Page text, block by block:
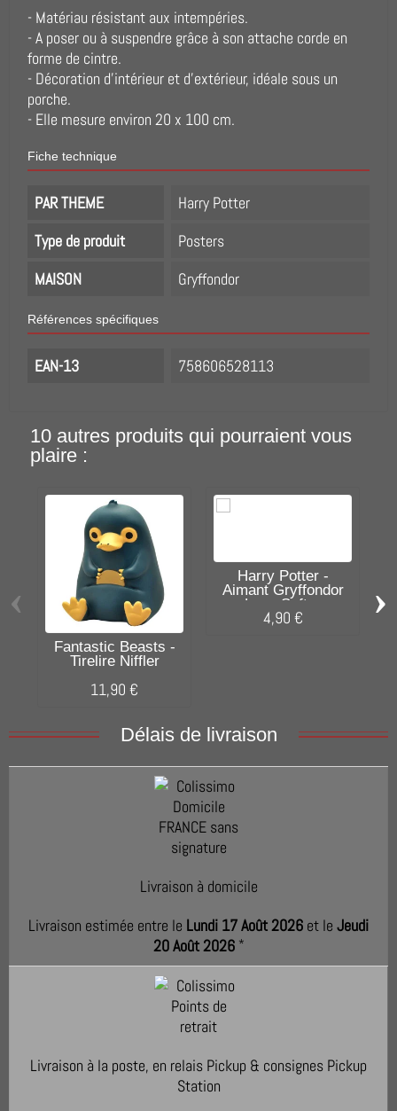
- Matériau résistant aux intempéries.
- A poser ou à suspendre grâce à son attache corde en
forme de cintre.
- Décoration d'intérieur et d'extérieur, idéale sous un
porche.
- Elle mesure environ 20 x 100 cm.
Fiche technique
PAR THEME
Harry Potter
Type de produit
Posters
MAISON
Gryffondor
Références spécifiques
EAN-13 758606528113
10 autres produits qui pourraient vous
plaire :
Fantastic Beasts -
Tirelire Niffler
11,90 €
Harry Potter -
Aimant Gryffondor
Logo Soft...
4,90 €
‹ ›
Délais de livraison
Livraison à domicile
Livraison estimée entre le Lundi 17 Août 2026 et le Jeudi
20 Août 2026 *
Livraison à la poste, en relais Pickup & consignes Pickup
Station